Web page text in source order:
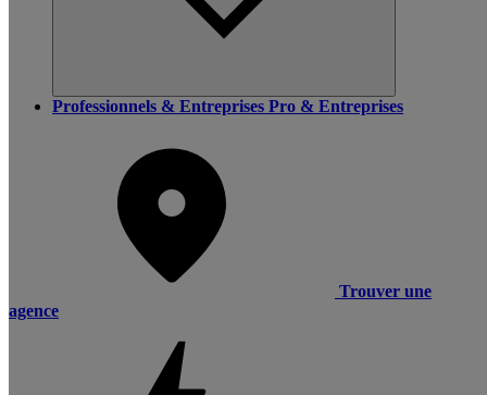
Professionnels & Entreprises Pro & Entreprises
Trouver une
agence